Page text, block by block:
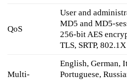
QoS
User and
MD5 and MD5-
256-bit AES
TLS, SRTP,
Multi-
English, German,
Portuguese,